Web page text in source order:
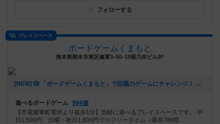
フォローする
プレイスペース
ボードゲームくまもと
熊本県熊本市東区健軍3−50−19菊乃井ビル2F
[NEW] 🎲 「ボードゲームくまもと」で話題のゲームにチャレンジ！ 🚀✨（2024年12月16日 12時53分）
遊べるボードゲーム 994個
【市電健軍町電停より徒歩1分】気軽に遊べるプレイスペースです。 平
日1,500円、日曜・祝日1,800円で☆フリータイム（最長7時間...